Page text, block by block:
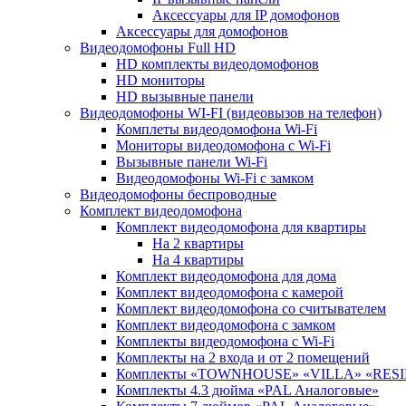
Аксессуары для IP домофонов
Аксессуары для домофонов
Видеодомофоны Full HD
HD комплекты видеодомофонов
HD мониторы
HD вызывные панели
Видеодомофоны WI-FI (видеовызов на телефон)
Комплеты видеодомофона Wi-Fi
Мониторы видеодомофона с Wi-Fi
Вызывные панели Wi-Fi
Видеодомофоны Wi-Fi с замком
Видеодомофоны беспроводные
Комплект видеодомофона
Комплект видеодомофона для квартиры
На 2 квартиры
На 4 квартиры
Комплект видеодомофона для дома
Комплект видеодомофона с камерой
Комплект видеодомофона со считывателем
Комплект видеодомофона c замком
Комплекты видеодомофона с Wi-Fi
Комплекты на 2 входа и от 2 помещений
Комплекты «TOWNHOUSE» «VILLA»
Комплекты 4.3 дюйма «PAL Аналоговые»